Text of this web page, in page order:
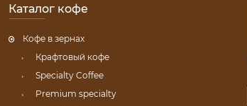
Каталог кофе
Кофе в зернах
Крафтовый кофе
Specialty Coffee
Premium specialty